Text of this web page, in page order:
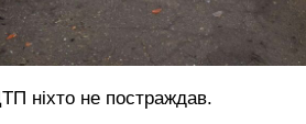
ніхто не постраждав.